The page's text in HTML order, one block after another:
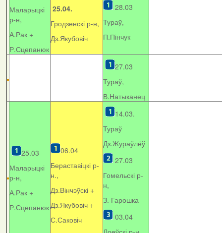
Маларыцкі
р-н,
А.Рак +
Р.Сцепанюк
25.04.
Гродзенскі р-н,
Дз.Якубовіч
28.03
Тураў,
П.Пінчук
27.03
Тураў,
В.Натыканец
25.03
Маларыцкі
р-н,
А.Рак +
Р.Сцепанюк
06.04
Бераставіцкі р-
н.,
Дз.Вінчэўскі +
Дз.Якубовіч +
С.Саковіч
14.03.
Тураў
Дз.Жураўлёў
27.03
Гомельскі р-
н,
З. Гарошка
03.04